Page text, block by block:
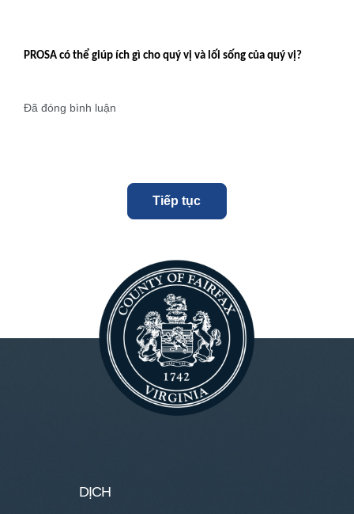
PROSA có thể giúp ích gì cho quý vị và lối sống của quý vị?
Đã đóng bình luận
Tiếp tục
DỊCH